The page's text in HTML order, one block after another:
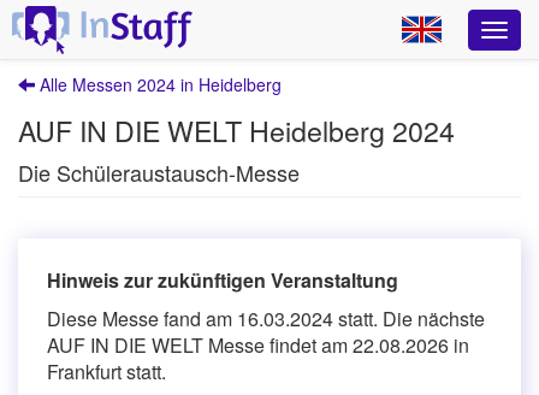
Alle Messen 2024 in Heidelberg
AUF IN DIE WELT Heidelberg 2024
Die Schüleraustausch-Messe
Hinweis zur zukünftigen Veranstaltung
Diese Messe fand am 16.03.2024 statt. Die nächste
AUF IN DIE WELT Messe findet am 22.08.2026 in
Frankfurt statt.